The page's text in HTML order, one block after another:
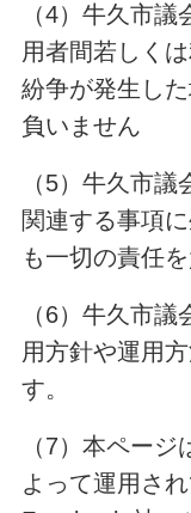
（4）牛久市
用者間若しく
紛争が発生し
負いません
（5）牛久市
関連する事項
も一切の責任
（6）牛久市
用方針や運用
す。
（7）本ペー
よって運用さ